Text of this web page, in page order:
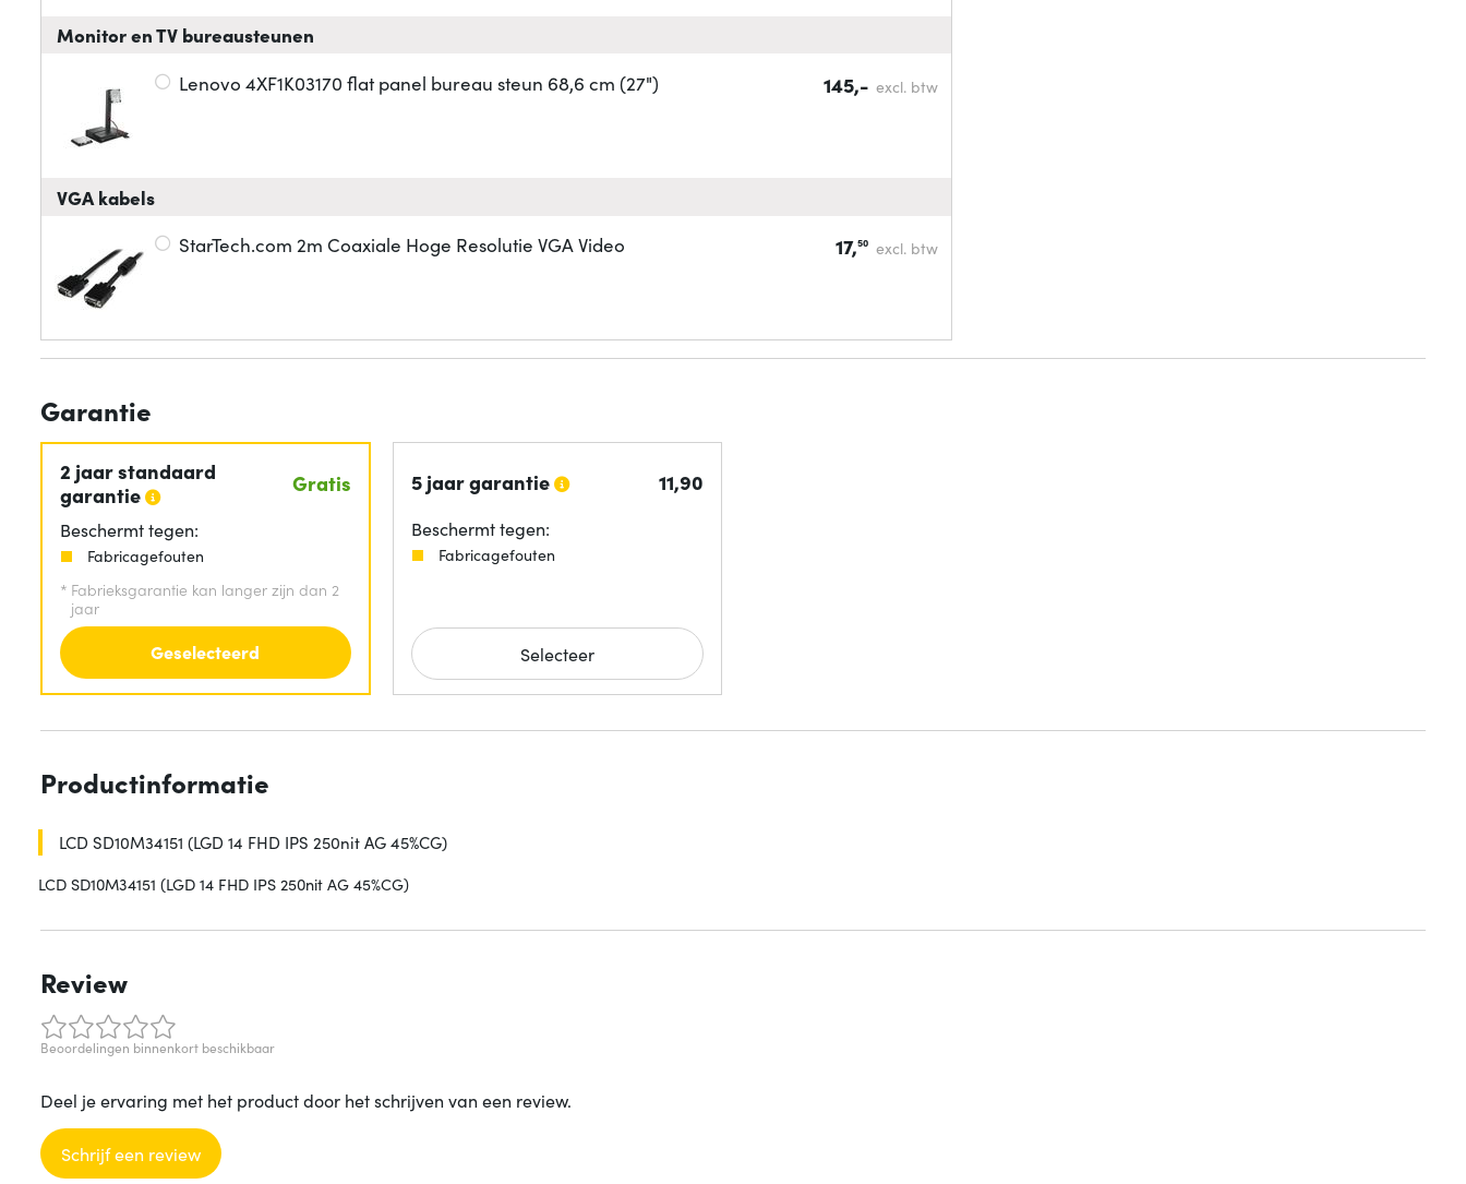
Monitor en TV bureausteunen
Lenovo 4XF1K03170 flat panel bureau steun 68,6 cm (27") 145,- excl. btw
VGA kabels
StarTech.com 2m Coaxiale Hoge Resolutie VGA Video 17,50 excl. btw
Garantie
2 jaar standaard
garantie
Gratis
Beschermt tegen:
Fabricagefouten
* Fabrieksgarantie kan langer zijn dan 2
jaar
Geselecteerd
5 jaar garantie 11,90
Beschermt tegen:
Fabricagefouten
Selecteer
Productinformatie
LCD SD10M34151 (LGD 14 FHD IPS 250nit AG 45%CG)
LCD SD10M34151 (LGD 14 FHD IPS 250nit AG 45%CG)
Review
Beoordelingen binnenkort beschikbaar
Deel je ervaring met het product door het schrijven van een review.
Schrijf een review